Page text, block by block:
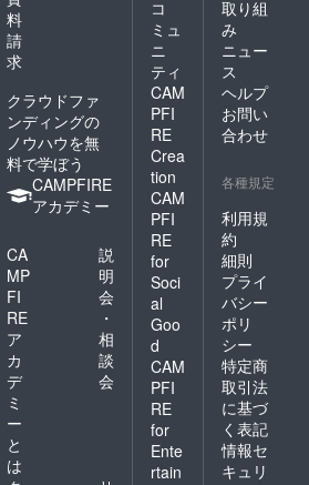
料
請
求
クラウドファ
ンディングの
ノウハウを無
料で学ぼう
CAMPFIRE
アカデミー
CA
MP
FI
RE
ア
カ
デ
ミ
ー
と
は
説
明
会
・
相
談
会
コ
ミュ
ニ
ティ
CAM
PFI
RE
Crea
tion
CAM
PFI
RE
for
Soci
al
Goo
d
CAM
PFI
RE
for
Ente
rtain
取り組
み
ニュー
ス
ヘルプ
お問い
合わせ
各種規定
利用規
約
細則
プライ
バシー
ポリ
シー
特定商
取引法
に基づ
く表記
情報セ
キュリ